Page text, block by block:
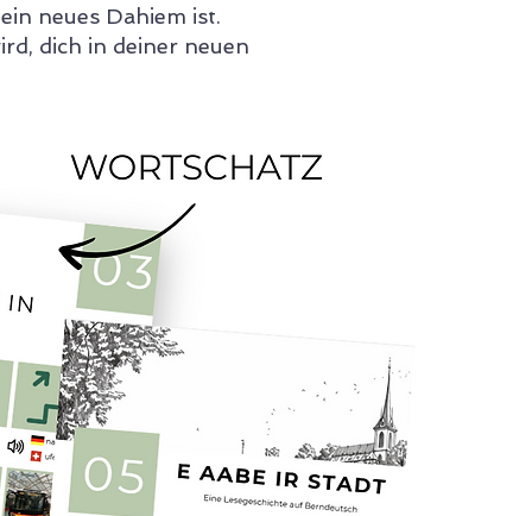
neues Dahiem ist.
dich in deiner neuen